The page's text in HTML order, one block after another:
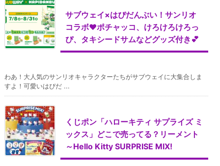
サブウェイ×はぴだんぶい！サンリオ
コラボ♥ポチャッコ、けろけろけろっ
ぴ、タキシードサムなどグッズ付き💕
わあ！大人気のサンリオキャラクターたちがサブウェイに大集合しま
すよ！可愛いはぴだ ...
くじポン「ハローキティ サプライズ ミ
ックス」どこで売ってる？リーメント
～Hello Kitty SURPRISE MIX!